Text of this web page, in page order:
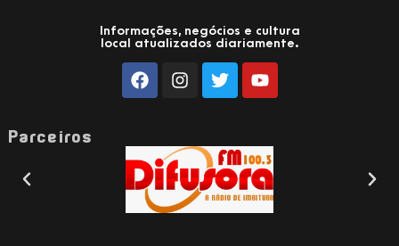
Informações, negócios e cultura
local atualizados diariamente.
Parceiros